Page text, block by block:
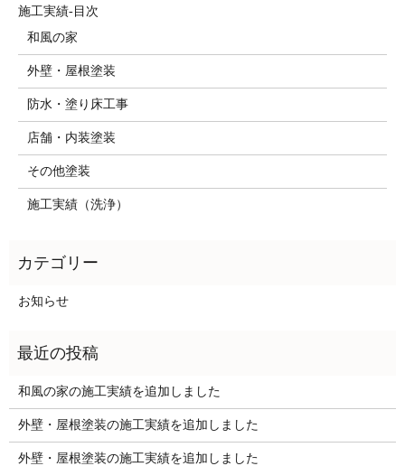
施工実績-目次
和風の家
外壁・屋根塗装
防水・塗り床工事
店舗・内装塗装
その他塗装
施工実績（洗浄）
お知らせ
和風の家の施工実績を追加しました
外壁・屋根塗装の施工実績を追加しました
外壁・屋根塗装の施工実績を追加しました